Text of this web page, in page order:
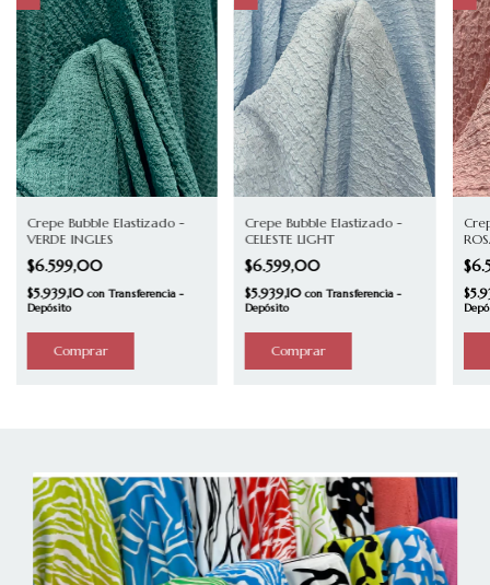
Crepe Bubble Elastizado -
VERDE INGLES
$6.599,00
$5.939,10con Transferencia -
Depósito
Crepe Bubble Elastizado -
CELESTE LIGHT
$6.599,00
$5.939,10con Transferencia -
Depósito